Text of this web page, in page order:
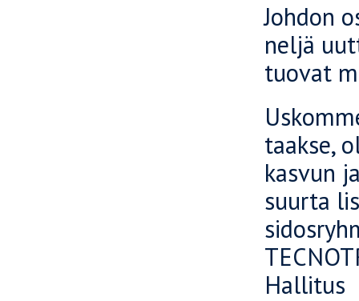
Johdon
neljä
tuovat
taakse,
kasvun
suurta
Hallitus